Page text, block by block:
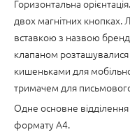
Горизонтальна
двох магнітних
вставкою з назвою
клапаном розташувалися
кишеньками для
тримачем для
Одне основне
формату А4.